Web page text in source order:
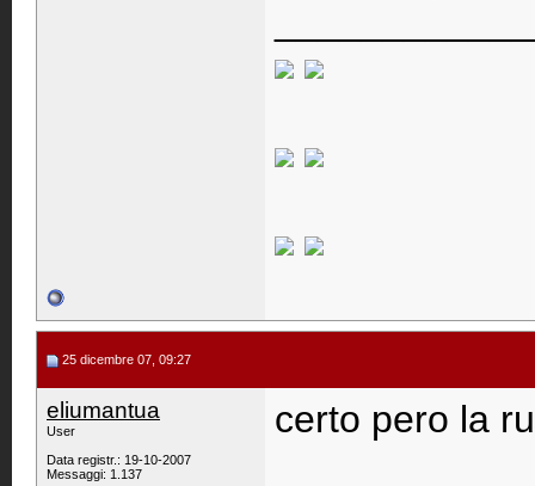
25 dicembre 07, 09:27
eliumantua
User
Data registr.: 19-10-2007
Messaggi: 1.137
certo pero la